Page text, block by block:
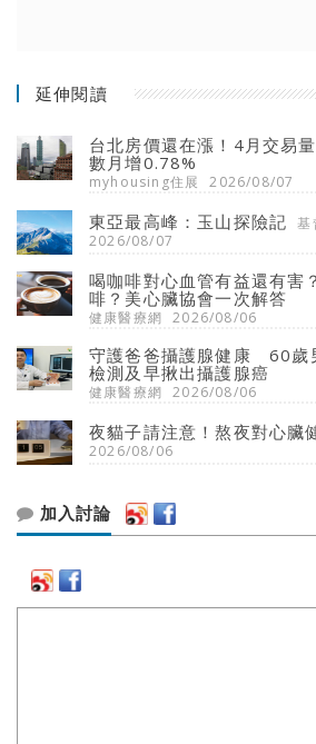
延伸閱讀
台北房價還在漲！4月交易
數月增0.78%
myhousing住展 2026/08/07
東亞最高峰：玉山探險記
基
2026/08/07
喝咖啡對心血管有益還有害
啡？美心臟協會一次解答
健康醫療網 2026/08/06
守護爸爸攝護腺健康 60
檢測及早揪出攝護腺癌
健康醫療網 2026/08/06
夜貓子請注意！熬夜對心臟
2026/08/06
加入討論